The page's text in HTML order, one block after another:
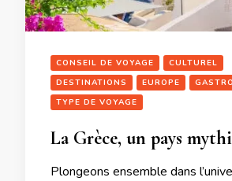
CONSEIL DE VOYAGE
CULTUREL
DESTINATIONS
EUROPE
TYPE DE VOYAGE
La Grèce, un pays
Plongeons ensemble dans